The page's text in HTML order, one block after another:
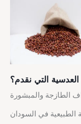
العدسية التي نقدم؟
الطبيعية في السودان